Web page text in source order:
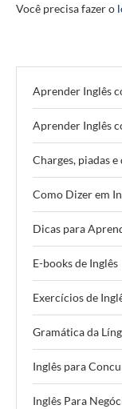
Você precisa fazer o
Aprender Inglês
Aprender Inglês
Charges, piadas
Como Dizer em
Dicas para
E-books de Inglês
Exercícios de
Gramática da
Inglês para
Inglês Para